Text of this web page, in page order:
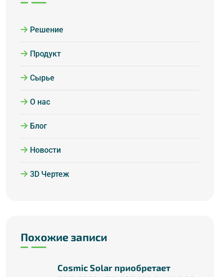
Решение
Продукт
Сырье
О нас
Блог
Новости
3D Чертеж
Похожие записи
Cosmic Solar приобретает